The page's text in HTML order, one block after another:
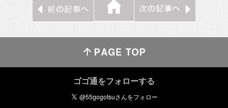
ゴゴ通をフォローする